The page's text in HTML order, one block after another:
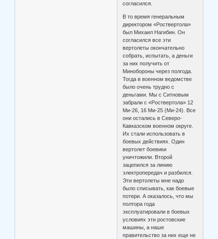
согласился.
В то время генеральным
директором «Роствертола»
был Михаил Нагибин. Он
согласился все эти
вертолеты окончательно
собрать, испытать, а деньги
за них получить от
Минобороны через полгода.
Тогда в военном ведомстве
было очень трудно с
деньгами. Мы с Ситновым
забрали с «Роствертола» 12
Ми-26, 16 Ми-25 (Ми-24). Все
они остались в Северо-
Кавказском военном округе.
Их стали использовать в
боевых действиях. Один
вертолет боевики
уничтожили. Второй
зацепился за линию
электропередач и разбился.
Эти вертолеты мне надо
было списывать, как боевые
потери. А оказалось, что мы
полтора года
эксплуатировали в боевых
условиях эти ростовские
машины, а наше
правительство за них еще не